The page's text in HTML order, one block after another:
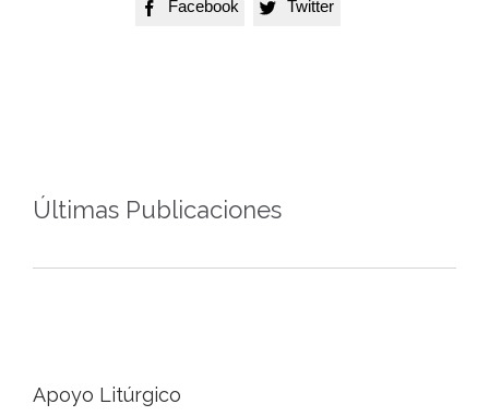
 Facebook  Twitter
Últimas Publicaciones
Apoyo Litúrgico